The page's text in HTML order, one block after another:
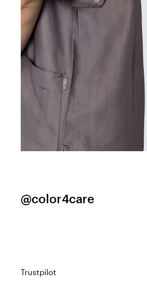
@color4care
Trustpilot